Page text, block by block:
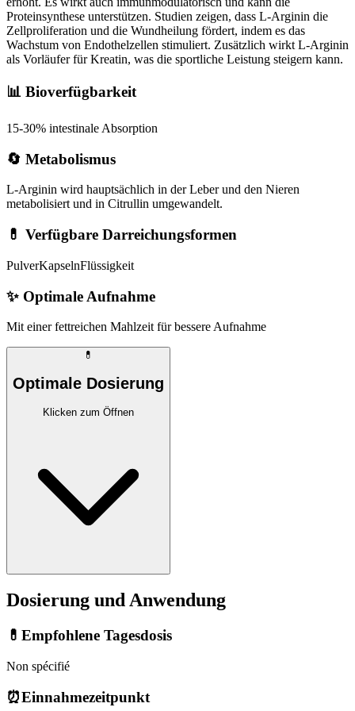
Proteinsynthese unterstützen. Studien zeigen, dass L-Arginin die
Zellproliferation und die Wundheilung fördert, indem es das
Wachstum von Endothelzellen stimuliert. Zusätzlich wirkt L-Arginin
als Vorläufer für Kreatin, was die sportliche Leistung steigern kann.
📊 Bioverfügbarkeit
15-30% intestinale Absorption
🔄 Metabolismus
L-Arginin wird hauptsächlich in der Leber und den Nieren
metabolisiert und in Citrullin umgewandelt.
💊 Verfügbare Darreichungsformen
PulverKapselnFlüssigkeit
✨ Optimale Aufnahme
Mit einer fettreichen Mahlzeit für bessere Aufnahme
💊
Optimale Dosierung
Klicken zum Öffnen
Dosierung und Anwendung
💊 Empfohlene Tagesdosis
Non spécifié
⏰Einnahmezeitpunkt